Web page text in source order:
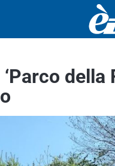
della